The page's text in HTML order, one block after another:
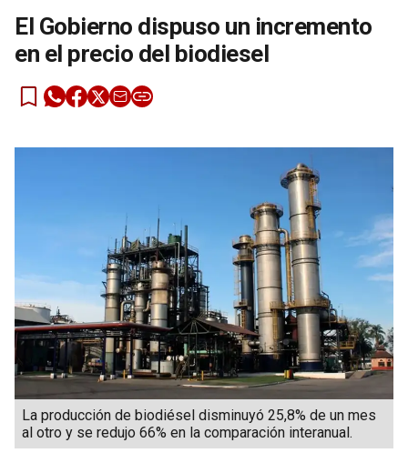
El Gobierno dispuso un incremento
en el precio del biodiesel
La producción de biodiésel disminuyó 25,8% de un mes
al otro y se redujo 66% en la comparación interanual.